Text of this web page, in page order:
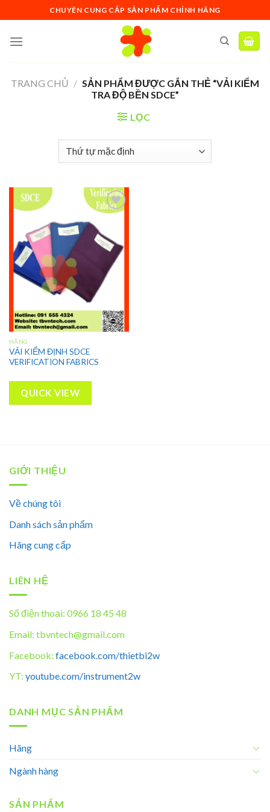
to
content
CHUYÊN CUNG CẤP SẢN PHẨM CHÍNH HÃNG
TRANG CHỦ / SẢN PHẨM ĐƯỢC GẮN THẺ “VẢI KIỂM
TRA ĐỘ BỀN SDCE”
LỌC
Add to
wishlist
HÃNG
VẢI KIỂM ĐỊNH SDCE
VERIFICATION FABRICS
QUICK VIEW
GIỚI THIỆU
Về chúng tôi
Danh sách sản phẩm
Hãng cung cấp
LIÊN HỆ
Số điện thoại: 0966 18 45 48
Email: tbvntech@gmail.com
Facebook: facebook.com/thietbi2w
YT: youtube.com/instrument2w
DANH MỤC SẢN PHẨM
Hãng
Ngành hàng
SẢN PHẨM